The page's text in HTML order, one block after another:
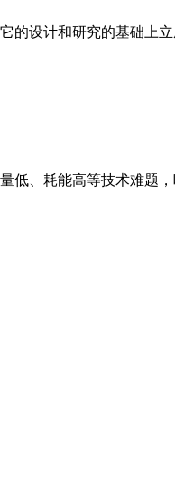
的设计和研究的基础上
低、耗能高等技术难题